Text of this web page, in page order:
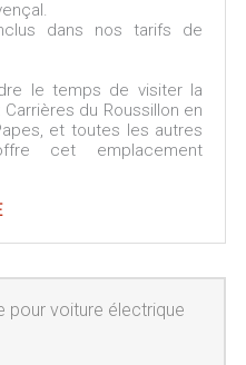
dans nos tarifs de
le temps de visiter la
du Roussillon en
et toutes les autres
cet emplacement
pour voiture électrique